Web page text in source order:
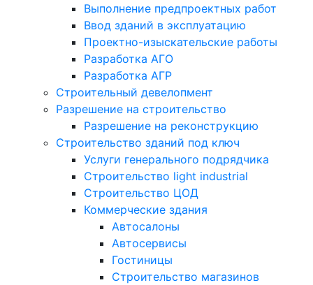
Выполнение предпроектных работ
Ввод зданий в эксплуатацию
Проектно-изыскательские работы
Разработка АГО
Разработка АГР
Строительный девелопмент
Разрешение на строительство
Разрешение на реконструкцию
Строительство зданий под ключ
Услуги генерального подрядчика
Строительство light industrial
Строительство ЦОД
Коммерческие здания
Автосалоны
Автосервисы
Гостиницы
Строительство магазинов